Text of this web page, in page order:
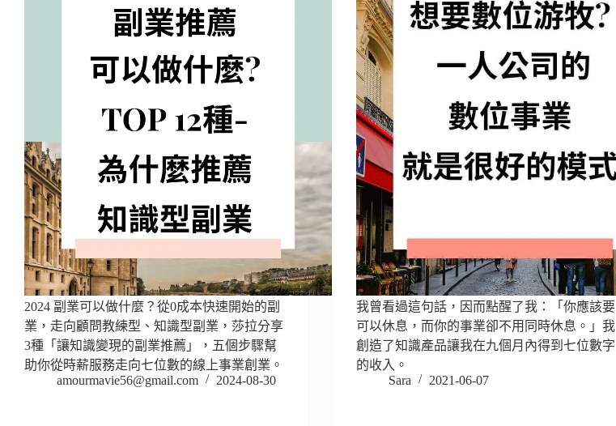
2024 副業可以做什麼？從0成本快速開始的副
業，走向顧問教練型、知識型副業，莎拉分享
3種「讓知識變現的副業推薦」，五個步驟幫
助你從時薪服務走向七位數的線上事業創業。
amourmavie56@gmail.com
2024-08-30
我曾看過這句話，因而點醒了我：「你應該要
可以休息，而你的事業卻不用同時休息。」我
創造了知識產品讓我在九個月內得到七位數字
的收入。
Sara
2021-06-07